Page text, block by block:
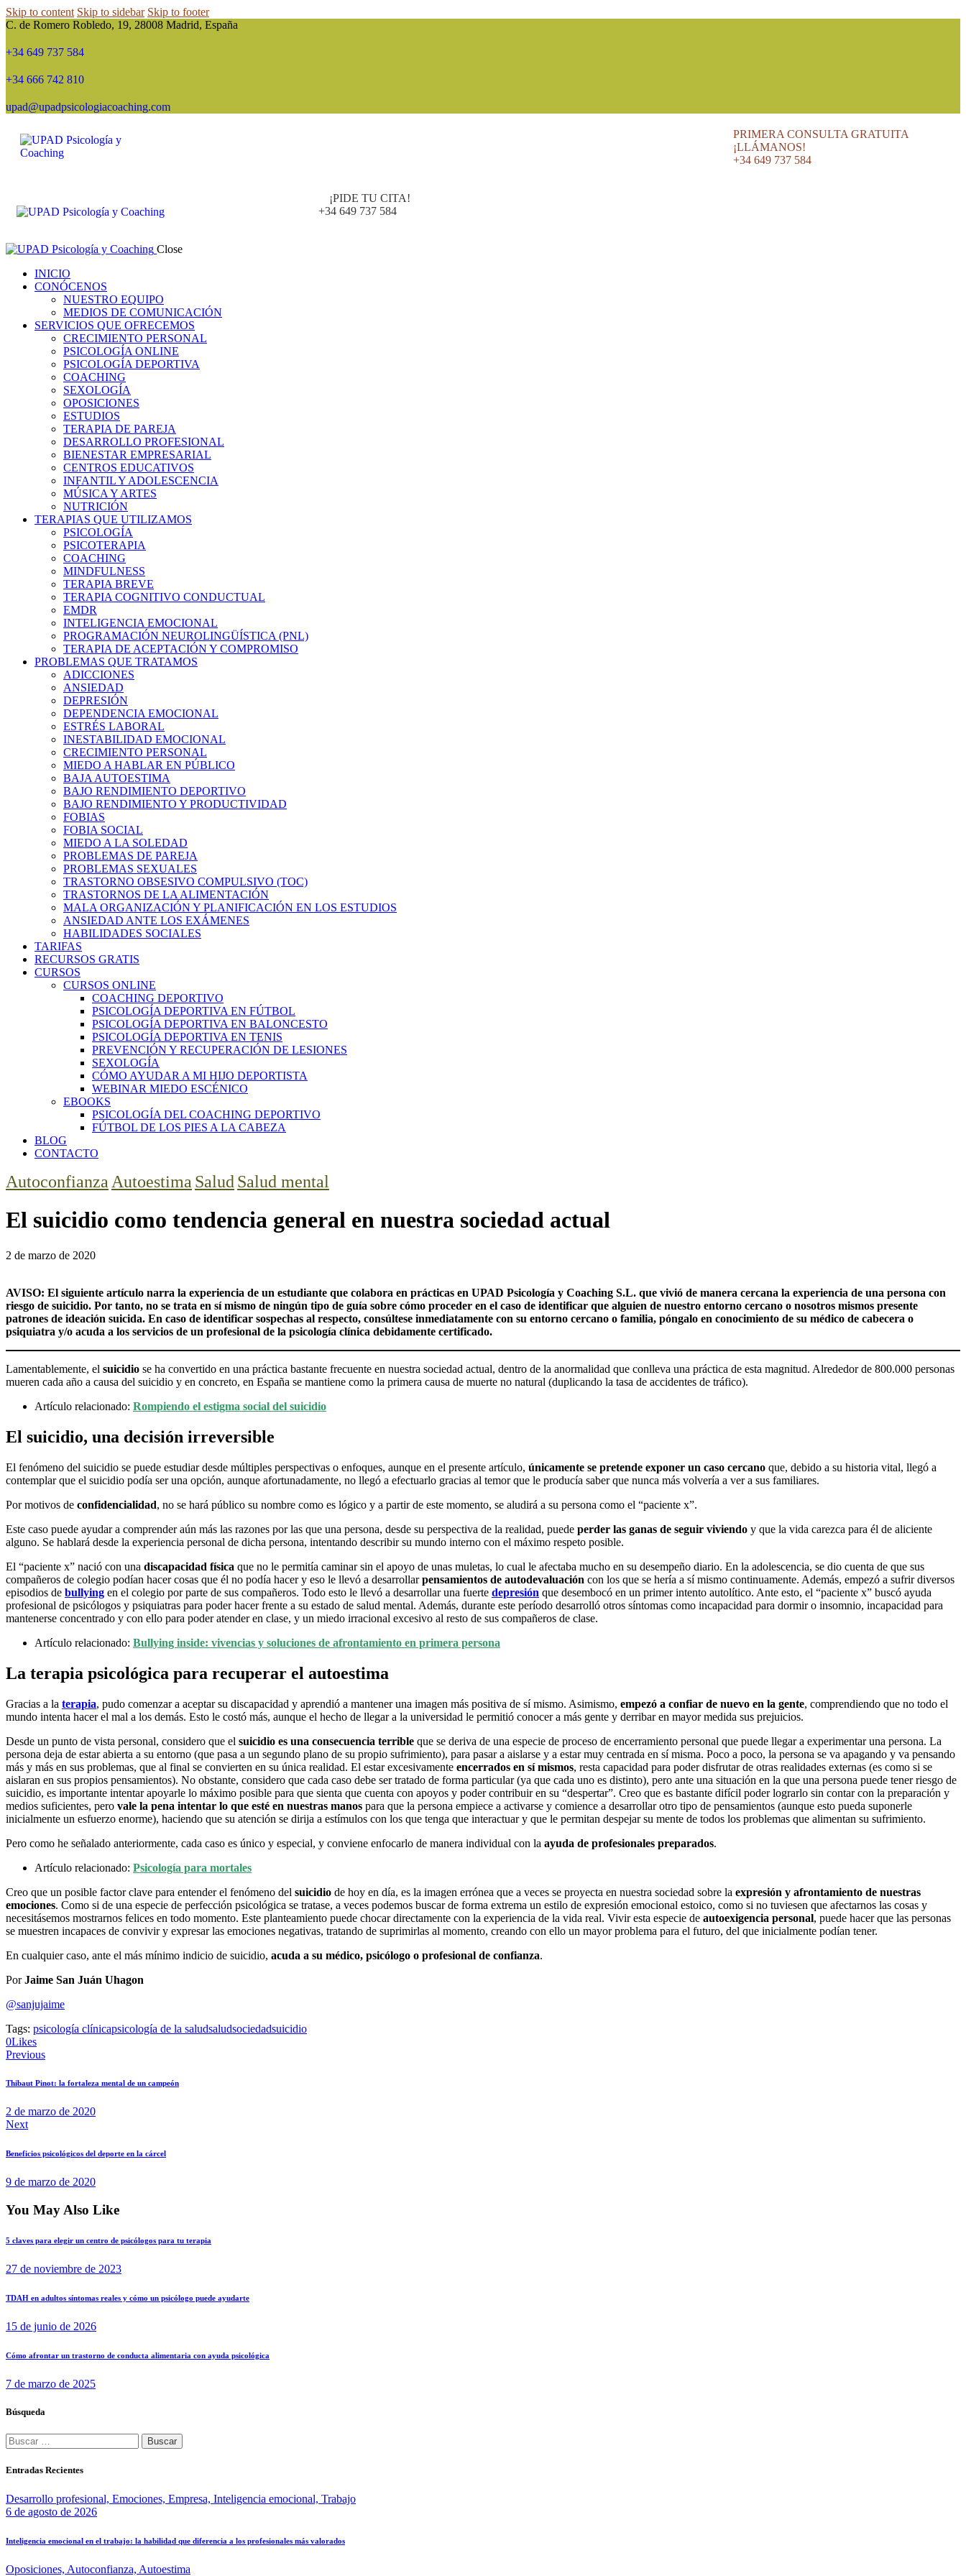
Skip to content Skip to sidebar Skip to footer
C. de Romero Robledo, 19, 28008 Madrid, España
+34 649 737 584
+34 666 742 810
upad@upadpsicologiacoaching.com
PRIMERA CONSULTA GRATUITA
¡LLÁMANOS!
+34 649 737 584
¡PIDE TU CITA!
+34 649 737 584
Close
INICIO
CONÓCENOS
NUESTRO EQUIPO
MEDIOS DE COMUNICACIÓN
SERVICIOS QUE OFRECEMOS
CRECIMIENTO PERSONAL
PSICOLOGÍA ONLINE
PSICOLOGÍA DEPORTIVA
COACHING
SEXOLOGÍA
OPOSICIONES
ESTUDIOS
TERAPIA DE PAREJA
DESARROLLO PROFESIONAL
BIENESTAR EMPRESARIAL
CENTROS EDUCATIVOS
INFANTIL Y ADOLESCENCIA
MÚSICA Y ARTES
NUTRICIÓN
TERAPIAS QUE UTILIZAMOS
PSICOLOGÍA
PSICOTERAPIA
COACHING
MINDFULNESS
TERAPIA BREVE
TERAPIA COGNITIVO CONDUCTUAL
EMDR
INTELIGENCIA EMOCIONAL
PROGRAMACIÓN NEUROLINGÜÍSTICA (PNL)
TERAPIA DE ACEPTACIÓN Y COMPROMISO
PROBLEMAS QUE TRATAMOS
ADICCIONES
ANSIEDAD
DEPRESIÓN
DEPENDENCIA EMOCIONAL
ESTRÉS LABORAL
INESTABILIDAD EMOCIONAL
CRECIMIENTO PERSONAL
MIEDO A HABLAR EN PÚBLICO
BAJA AUTOESTIMA
BAJO RENDIMIENTO DEPORTIVO
BAJO RENDIMIENTO Y PRODUCTIVIDAD
FOBIAS
FOBIA SOCIAL
MIEDO A LA SOLEDAD
PROBLEMAS DE PAREJA
PROBLEMAS SEXUALES
TRASTORNO OBSESIVO COMPULSIVO (TOC)
TRASTORNOS DE LA ALIMENTACIÓN
MALA ORGANIZACIÓN Y PLANIFICACIÓN EN LOS ESTUDIOS
ANSIEDAD ANTE LOS EXÁMENES
HABILIDADES SOCIALES
TARIFAS
RECURSOS GRATIS
CURSOS
CURSOS ONLINE
COACHING DEPORTIVO
PSICOLOGÍA DEPORTIVA EN FÚTBOL
PSICOLOGÍA DEPORTIVA EN BALONCESTO
PSICOLOGÍA DEPORTIVA EN TENIS
PREVENCIÓN Y RECUPERACIÓN DE LESIONES
SEXOLOGÍA
CÓMO AYUDAR A MI HIJO DEPORTISTA
WEBINAR MIEDO ESCÉNICO
EBOOKS
PSICOLOGÍA DEL COACHING DEPORTIVO
FÚTBOL DE LOS PIES A LA CABEZA
BLOG
CONTACTO
Autoconfianza Autoestima Salud Salud mental
El suicidio como tendencia general en nuestra sociedad actual
2 de marzo de 2020
AVISO: El siguiente artículo narra la experiencia de un estudiante que colabora en prácticas en UPAD Psicología y Coaching S.L. que vivió de manera cercana la experiencia de una persona con
riesgo de suicidio. Por tanto, no se trata en sí mismo de ningún tipo de guía sobre cómo proceder en el caso de identificar que alguien de nuestro entorno cercano o nosotros mismos presente
patrones de ideación suicida. En caso de identificar sospechas al respecto, consúltese inmediatamente con su entorno cercano o familia, póngalo en conocimiento de su médico de cabecera o
psiquiatra y/o acuda a los servicios de un profesional de la psicología clínica debidamente certificado.
Lamentablemente, el suicidio se ha convertido en una práctica bastante frecuente en nuestra sociedad actual, dentro de la anormalidad que conlleva una práctica de esta magnitud. Alrededor de 800.000 personas
mueren cada año a causa del suicidio y en concreto, en España se mantiene como la primera causa de muerte no natural (duplicando la tasa de accidentes de tráfico).
Artículo relacionado: Rompiendo el estigma social del suicidio
El suicidio, una decisión irreversible
El fenómeno del suicidio se puede estudiar desde múltiples perspectivas o enfoques, aunque en el presente artículo, únicamente se pretende exponer un caso cercano que, debido a su historia vital, llegó a
contemplar que el suicidio podía ser una opción, aunque afortunadamente, no llegó a efectuarlo gracias al temor que le producía saber que nunca más volvería a ver a sus familiares.
Por motivos de confidencialidad, no se hará público su nombre como es lógico y a partir de este momento, se aludirá a su persona como el “paciente x”.
Este caso puede ayudar a comprender aún más las razones por las que una persona, desde su perspectiva de la realidad, puede perder las ganas de seguir viviendo y que la vida carezca para él de aliciente
alguno. Se hablará desde la experiencia personal de dicha persona, intentando describir su mundo interno con el máximo respeto posible.
El “paciente x” nació con una discapacidad física que no le permitía caminar sin el apoyo de unas muletas, lo cual le afectaba mucho en su desempeño diario. En la adolescencia, se dio cuenta de que sus
compañeros de colegio podían hacer cosas que él no podía hacer y eso le llevó a desarrollarpensamientos de autodevaluación con los que se hería a sí mismo continuamente. Además, empezó a sufrir diversos
episodios de bullying en el colegio por parte de sus compañeros. Todo esto le llevó a desarrollar una fuerte depresión que desembocó en un primer intento autolítico. Ante esto, el “paciente x” buscó ayuda
profesional de psicólogos y psiquiatras para poder hacer frente a su estado de salud mental. Además, durante este período desarrolló otros síntomas como incapacidad para dormir o insomnio, incapacidad para
mantenerse concentrado y con ello para poder atender en clase, y un miedo irracional excesivo al resto de sus compañeros de clase.
Artículo relacionado: Bullying inside: vivencias y soluciones de afrontamiento en primera persona
La terapia psicológica para recuperar el autoestima
Gracias a la terapia, pudo comenzar a aceptar su discapacidad y aprendió a mantener una imagen más positiva de sí mismo. Asimismo, empezó a confiar de nuevo en la gente, comprendiendo que no todo el
mundo intenta hacer el mal a los demás. Esto le costó más, aunque el hecho de llegar a la universidad le permitió conocer a más gente y derribar en mayor medida sus prejuicios.
Desde un punto de vista personal, considero que el suicidio es una consecuencia terrible que se deriva de una especie de proceso de encerramiento personal que puede llegar a experimentar una persona. La
persona deja de estar abierta a su entorno (que pasa a un segundo plano de su propio sufrimiento), para pasar a aislarse y a estar muy centrada en sí misma. Poco a poco, la persona se va apagando y va pensando
más y más en sus problemas, que al final se convierten en su única realidad. El estar excesivamente encerrados en sí mismos, resta capacidad para poder disfrutar de otras realidades externas (es como si se
aislaran en sus propios pensamientos). No obstante, considero que cada caso debe ser tratado de forma particular (ya que cada uno es distinto), pero ante una situación en la que una persona puede tener riesgo de
suicidio, es importante intentar apoyarle lo máximo posible para que sienta que cuenta con apoyos y poder contribuir en su “despertar”. Creo que es bastante difícil poder lograrlo sin contar con la preparación y
medios suficientes, pero vale la pena intentar lo que esté en nuestras manos para que la persona empiece a activarse y comience a desarrollar otro tipo de pensamientos (aunque esto pueda suponerle
inicialmente un esfuerzo enorme), haciendo que su atención se dirija a estímulos con los que tenga que interactuar y que le permitan despejar su mente de todos los problemas que alimentan su sufrimiento.
Pero como he señalado anteriormente, cada caso es único y especial, y conviene enfocarlo de manera individual con la ayuda de profesionales preparados.
Artículo relacionado: Psicología para mortales
Creo que un posible factor clave para entender el fenómeno del suicidio de hoy en día, es la imagen errónea que a veces se proyecta en nuestra sociedad sobre la expresión y afrontamiento de nuestras
emociones. Como si de una especie de perfección psicológica se tratase, a veces podemos buscar de forma extrema un estilo de expresión emocional estoico, como si no tuviesen que afectarnos las cosas y
necesitásemos mostrarnos felices en todo momento. Este planteamiento puede chocar directamente con la experiencia de la vida real. Vivir esta especie de autoexigencia personal, puede hacer que las personas
se muestren incapaces de convivir y expresar las emociones negativas, tratando de suprimirlas al momento, creando con ello un mayor problema para el futuro, del que inicialmente podían tener.
En cualquier caso, ante el más mínimo indicio de suicidio, acuda a su médico, psicólogo o profesional de confianza.
PorJaime San Juán Uhagon
@sanjujaime
Tags: psicología clínicapsicología de la saludsaludsociedadsuicidio
0Likes
Previous
Thibaut Pinot: la fortaleza mental de un campeón
2 de marzo de 2020
Next
Beneficios psicológicos del deporte en la cárcel
9 de marzo de 2020
You May Also Like
5 claves para elegir un centro de psicólogos para tu terapia
27 de noviembre de 2023
TDAH en adultos síntomas reales y cómo un psicólogo puede ayudarte
15 de junio de 2026
Cómo afrontar un trastorno de conducta alimentaria con ayuda psicológica
7 de marzo de 2025
Búsqueda
Entradas Recientes
Desarrollo profesional, Emociones, Empresa, Inteligencia emocional, Trabajo
6 de agosto de 2026
Inteligencia emocional en el trabajo: la habilidad que diferencia a los profesionales más valorados
Oposiciones, Autoconfianza, Autoestima